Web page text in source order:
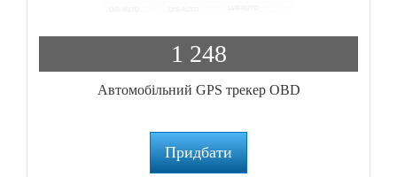
1 248
Автомобільний GPS трекер OBD
Придбати